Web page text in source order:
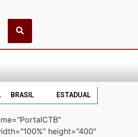
BRASIL ESTADUAL
height="400"